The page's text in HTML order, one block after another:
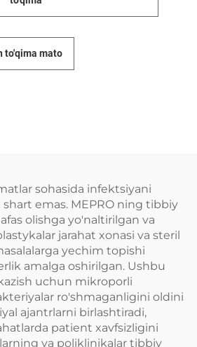
to'qima mato
sohasida infektsiyani
emas. MEPRO ning tibbiy
olishga yo'naltirilgan va
jarahat xonasi va steril
yechim topishi
amalga oshirilgan. Ushbu
uchun mikroporli
ro'shmaganligini oldini
ajantrlarni birlashtiradi,
patient xavfsizligini
va poliklinikalar tibbiy